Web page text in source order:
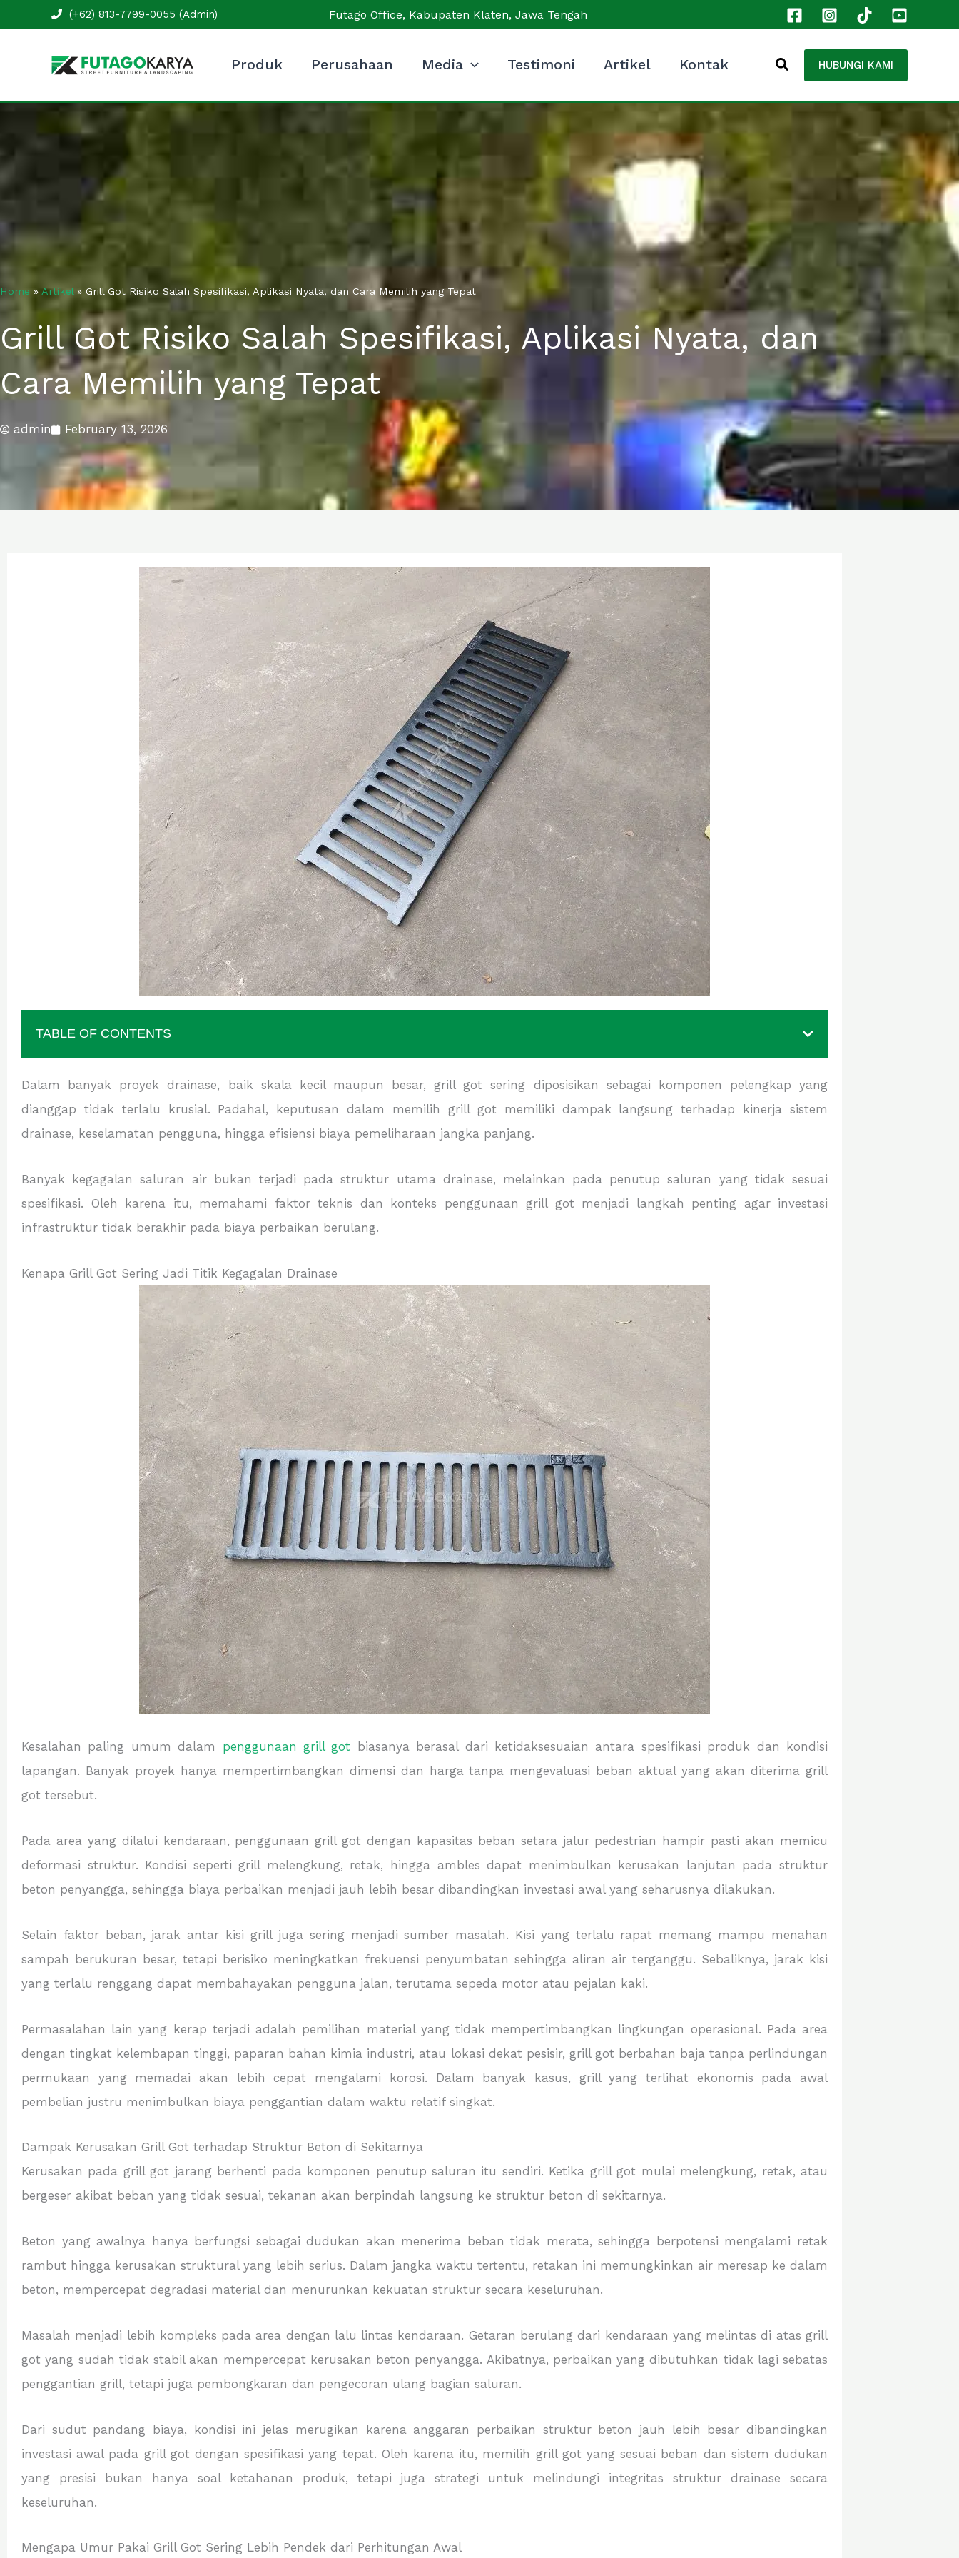
to
(+62) 813-7799-0055 (Admin) Futago Office, Kabupaten Klaten, Jawa Tengah
Produk Perusahaan Media Testimoni Artikel Kontak HUBUNGI KAMI
Home » Artikel» Grill Got Risiko Salah Spesifikasi, Aplikasi Nyata, dan Cara Memilih yang Tepat
Grill Got Risiko Salah Spesifikasi, Aplikasi Nyata, dan
Cara Memilih yang Tepat
admin February 13, 2026
TABLE OF CONTENTS
Dalam banyak proyek drainase, baik skala kecil maupun besar, grill got sering diposisikan sebagai komponen pelengkap yang
dianggap tidak terlalu krusial. Padahal, keputusan dalam memilih grill got memiliki dampak langsung terhadap kinerja sistem
drainase, keselamatan pengguna, hingga efisiensi biaya pemeliharaan jangka panjang.
Banyak kegagalan saluran air bukan terjadi pada struktur utama drainase, melainkan pada penutup saluran yang tidak sesuai
spesifikasi. Oleh karena itu, memahami faktor teknis dan konteks penggunaan grill got menjadi langkah penting agar investasi
infrastruktur tidak berakhir pada biaya perbaikan berulang.
Kenapa Grill Got Sering Jadi Titik Kegagalan Drainase
Kesalahan paling umum dalam penggunaan grill got biasanya berasal dari ketidaksesuaian antara spesifikasi produk dan kondisi
lapangan. Banyak proyek hanya mempertimbangkan dimensi dan harga tanpa mengevaluasi beban aktual yang akan diterima grill
got tersebut.
Pada area yang dilalui kendaraan, penggunaan grill got dengan kapasitas beban setara jalur pedestrian hampir pasti akan memicu
deformasi struktur. Kondisi seperti grill melengkung, retak, hingga ambles dapat menimbulkan kerusakan lanjutan pada struktur
beton penyangga, sehingga biaya perbaikan menjadi jauh lebih besar dibandingkan investasi awal yang seharusnya dilakukan.
Selain faktor beban, jarak antar kisi grill juga sering menjadi sumber masalah. Kisi yang terlalu rapat memang mampu menahan
sampah berukuran besar, tetapi berisiko meningkatkan frekuensi penyumbatan sehingga aliran air terganggu. Sebaliknya, jarak kisi
yang terlalu renggang dapat membahayakan pengguna jalan, terutama sepeda motor atau pejalan kaki.
Permasalahan lain yang kerap terjadi adalah pemilihan material yang tidak mempertimbangkan lingkungan operasional. Pada area
dengan tingkat kelembapan tinggi, paparan bahan kimia industri, atau lokasi dekat pesisir, grill got berbahan baja tanpa perlindungan
permukaan yang memadai akan lebih cepat mengalami korosi. Dalam banyak kasus, grill yang terlihat ekonomis pada awal
pembelian justru menimbulkan biaya penggantian dalam waktu relatif singkat.
Dampak Kerusakan Grill Got terhadap Struktur Beton di Sekitarnya
Kerusakan pada grill got jarang berhenti pada komponen penutup saluran itu sendiri. Ketika grill got mulai melengkung, retak, atau
bergeser akibat beban yang tidak sesuai, tekanan akan berpindah langsung ke struktur beton di sekitarnya.
Beton yang awalnya hanya berfungsi sebagai dudukan akan menerima beban tidak merata, sehingga berpotensi mengalami retak
rambut hingga kerusakan struktural yang lebih serius. Dalam jangka waktu tertentu, retakan ini memungkinkan air meresap ke dalam
beton, mempercepat degradasi material dan menurunkan kekuatan struktur secara keseluruhan.
Masalah menjadi lebih kompleks pada area dengan lalu lintas kendaraan. Getaran berulang dari kendaraan yang melintas di atas grill
got yang sudah tidak stabil akan mempercepat kerusakan beton penyangga. Akibatnya, perbaikan yang dibutuhkan tidak lagi sebatas
penggantian grill, tetapi juga pembongkaran dan pengecoran ulang bagian saluran.
Dari sudut pandang biaya, kondisi ini jelas merugikan karena anggaran perbaikan struktur beton jauh lebih besar dibandingkan
investasi awal pada grill got dengan spesifikasi yang tepat. Oleh karena itu, memilih grill got yang sesuai beban dan sistem dudukan
yang presisi bukan hanya soal ketahanan produk, tetapi juga strategi untuk melindungi integritas struktur drainase secara
keseluruhan.
Mengapa Umur Pakai Grill Got Sering Lebih Pendek dari Perhitungan Awal